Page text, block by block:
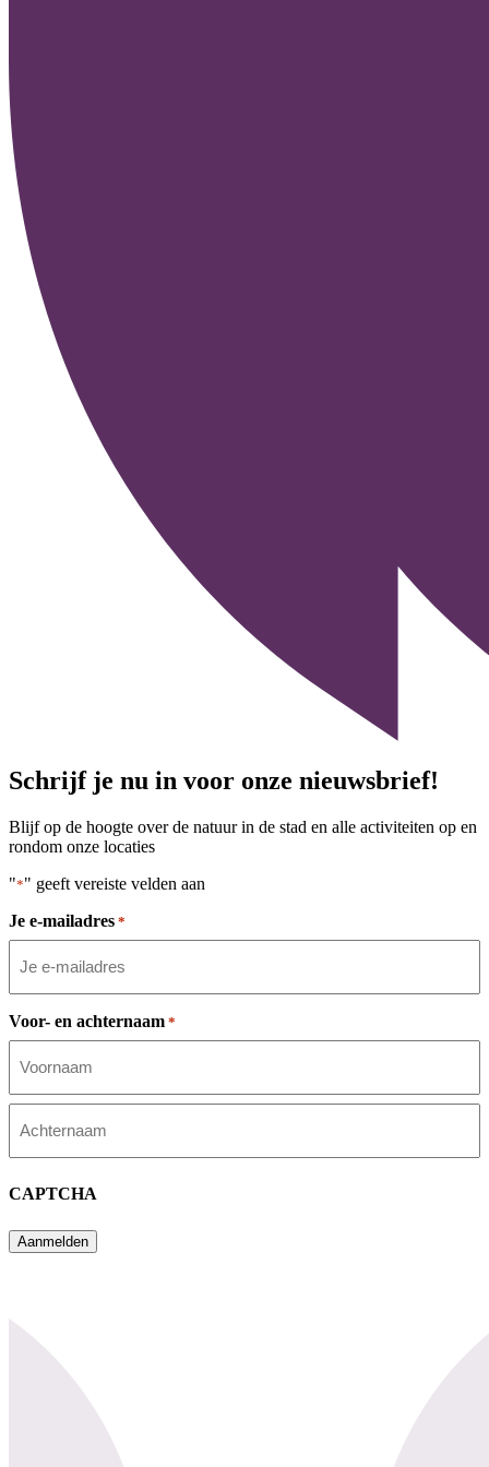
Schrijf je nu in voor onze nieuwsbrief!
Blijf op de hoogte over de natuur in de stad en alle activiteiten op en
rondom onze locaties
"*" geeft vereiste velden aan
Je e-mailadres *
Voor- en achternaam *
Voornaam
CAPTCHA
Aanmelden